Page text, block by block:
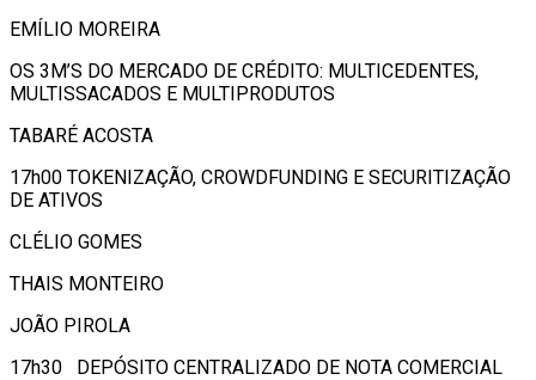
EMÍLIO MOREIRA
OS 3M’S DO MERCADO DE CRÉDITO: MULTICEDENTES,
MULTISSACADOS E MULTIPRODUTOS
TABARÉ ACOSTA
17h00 TOKENIZAÇÃO, CROWDFUNDING E SECURITIZAÇÃO
DE ATIVOS
CLÉLIO GOMES
THAIS MONTEIRO
JOÃO PIROLA
17h30 DEPÓSITO CENTRALIZADO DE NOTA COMERCIAL